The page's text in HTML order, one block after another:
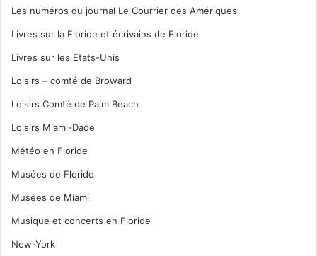
Les numéros du journal Le Courrier des Amériques
Livres sur la Floride et écrivains de Floride
Livres sur les Etats-Unis
Loisirs – comté de Broward
Loisirs Comté de Palm Beach
Loisirs Miami-Dade
Météo en Floride
Musées de Floride
Musées de Miami
Musique et concerts en Floride
New-York